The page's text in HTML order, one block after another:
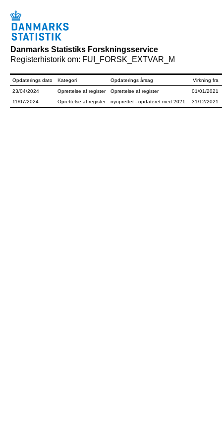
Danmarks Statistiks Forskningsservice
Registerhistorik om: FUI_FORSK_EXTVAR_M
Opdaterings dato Kategori Opdaterings årsag
Virkning fra
23/04/2024
Oprettelse af register Oprettelse af register
01/01/2021
11/07/2024
Oprettelse af register nyoprettet - opdateret med 2021. 31/12/2021